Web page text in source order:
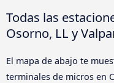
Todas las
Osorno, LL y
El mapa de abajo te
terminales de micros en